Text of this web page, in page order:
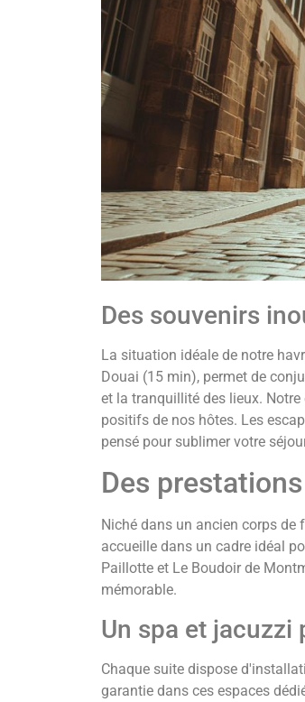
Des souvenirs
La situation idéale de notre
Douai (15 min), permet de
et la tranquillité des lieux.
positifs de nos hôtes. Les
pensé pour sublimer votre
Des
Niché dans un ancien corps de
accueille dans un cadre idéal
Paillotte et Le Boudoir de
mémorable.
Un spa et
Chaque suite dispose
garantie dans ces espaces